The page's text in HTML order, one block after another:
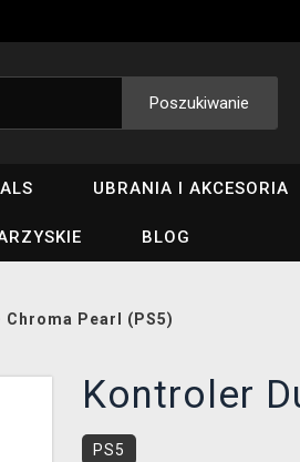
Poszukiwanie
UBRANIA I AKCESORIA
BLOG
Pearl (PS5)
Kontroler
PS5